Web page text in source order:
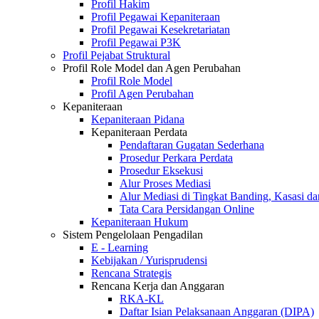
Profil Hakim
Profil Pegawai Kepaniteraan
Profil Pegawai Kesekretariatan
Profil Pegawai P3K
Profil Pejabat Struktural
Profil Role Model dan Agen Perubahan
Profil Role Model
Profil Agen Perubahan
Kepaniteraan
Kepaniteraan Pidana
Kepaniteraan Perdata
Pendaftaran Gugatan Sederhana
Prosedur Perkara Perdata
Prosedur Eksekusi
Alur Proses Mediasi
Alur Mediasi di Tingkat Banding, Kasasi
Tata Cara Persidangan Online
Kepaniteraan Hukum
Sistem Pengelolaan Pengadilan
E - Learning
Kebijakan / Yurisprudensi
Rencana Strategis
Rencana Kerja dan Anggaran
RKA-KL
Daftar Isian Pelaksanaan Anggaran (DIPA)